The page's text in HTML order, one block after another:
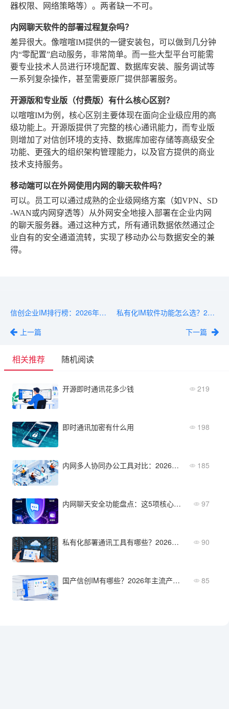
器权限、网络策略等）。两者缺一不可。
内网聊天软件的部署过程复杂吗？
差异很大。像喧喧IM提供的一键安装包，可以做到几分钟
内“零配置”启动服务，非常简单。而一些大型平台可能需
要专业技术人员进行环境配置、数据库安装、服务调试等
一系列复杂操作，甚至需要原厂提供部署服务。
开源版和专业版（付费版）有什么核心区别？
以喧喧IM为例，核心区别主要体现在面向企业级应用的高
级功能上。开源版提供了完整的核心通讯能力，而专业版
则增加了对信创环境的支持、数据库加密存储等高级安全
功能、更强大的组织架构管理能力，以及官方提供的商业
技术支持服务。
移动端可以在外网使用内网的聊天软件吗？
可以。员工可以通过成熟的企业级网络方案（如VPN、SD
-WAN或内网穿透等）从外网安全地接入部署在企业内网
的聊天服务器。通过这种方式，所有通讯数据依然通过企
业自有的安全通道流转，实现了移动办公与数据安全的兼
得。
信创企业IM排行榜：2026年用户口碑最好的方案
上一篇
私有化IM软件功能怎么选？2026年选型指南
下一篇
相关推荐 随机阅读
开源即时通讯花多少钱 219
即时通讯加密有什么用 198
内网多人协同办公工具对比：2026年主流方案选型指南 185
内网聊天安全功能盘点：这5项核心能力不能少 97
私有化部署通讯工具有哪些？2026年主流产品盘点 90
国产信创IM有哪些？2026年主流产品盘点 85